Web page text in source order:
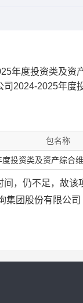
年度投资类及
2024-2025年度
包名称
投资类及资产综合
，仍不足，故该
集团股份有限公司